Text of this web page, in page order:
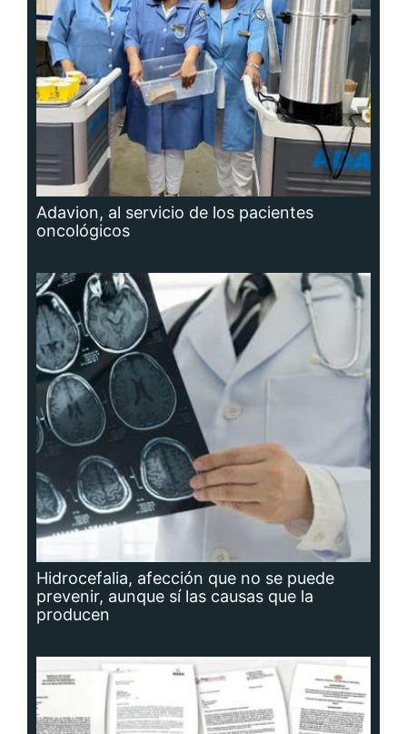
Adavion, al servicio de los pacientes
oncológicos
Hidrocefalia, afección que no se puede
prevenir, aunque sí las causas que la
producen